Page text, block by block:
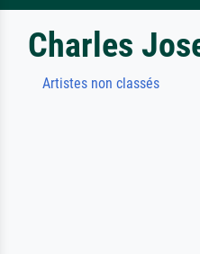
Charles
Artistes non classés